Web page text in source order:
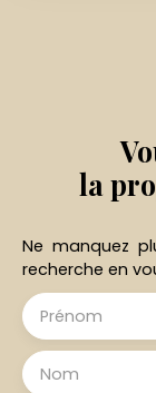
la
Ne manquez
recherche en
Prénom
Nom